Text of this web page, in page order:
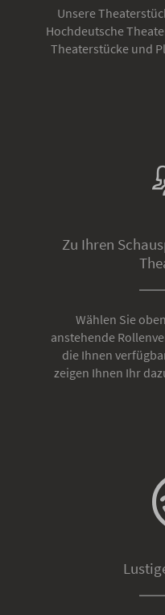
Unsere
Hochdeutsche
Theaterstücke und
Zu Ihren
Wählen Sie
anstehende
die Ihnen
zeigen Ihnen Ihr